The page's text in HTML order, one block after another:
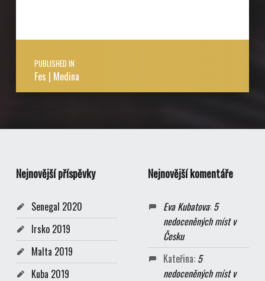
Post navigation
PUBLISHED IN
Fes | Medina
Nejnovější příspěvky
Senegal 2020
Irsko 2019
Malta 2019
Kuba 2019
Nejnovější komentáře
Eva Kubatova: 5
nedoceněných míst v
Česku
Kateřina: 5
nedoceněných míst v